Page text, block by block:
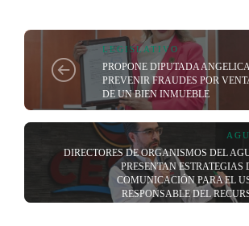
LEGISLATIVO
PROPONE DIPUTADA
PREVENIR FRAUDES POR
DE UN BIEN INMUEBLE
DIRECTORES DE ORGANISMOS DEL
PRESENTAN ESTRATEGIAS
COMUNICACIÓN PARA EL
RESPONSABLE DEL